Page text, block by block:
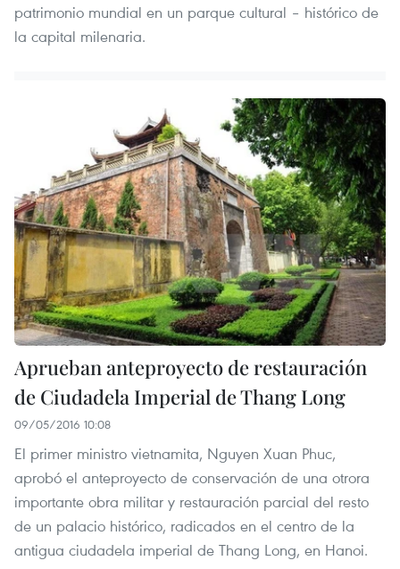
patrimonio mundial en un parque cultural – histórico de
la capital milenaria.
Aprueban anteproyecto de restauración
de Ciudadela Imperial de Thang Long
09/05/2016 10:08
El primer ministro vietnamita, Nguyen Xuan Phuc,
aprobó el anteproyecto de conservación de una otrora
importante obra militar y restauración parcial del resto
de un palacio histórico, radicados en el centro de la
antigua ciudadela imperial de Thang Long, en Hanoi.